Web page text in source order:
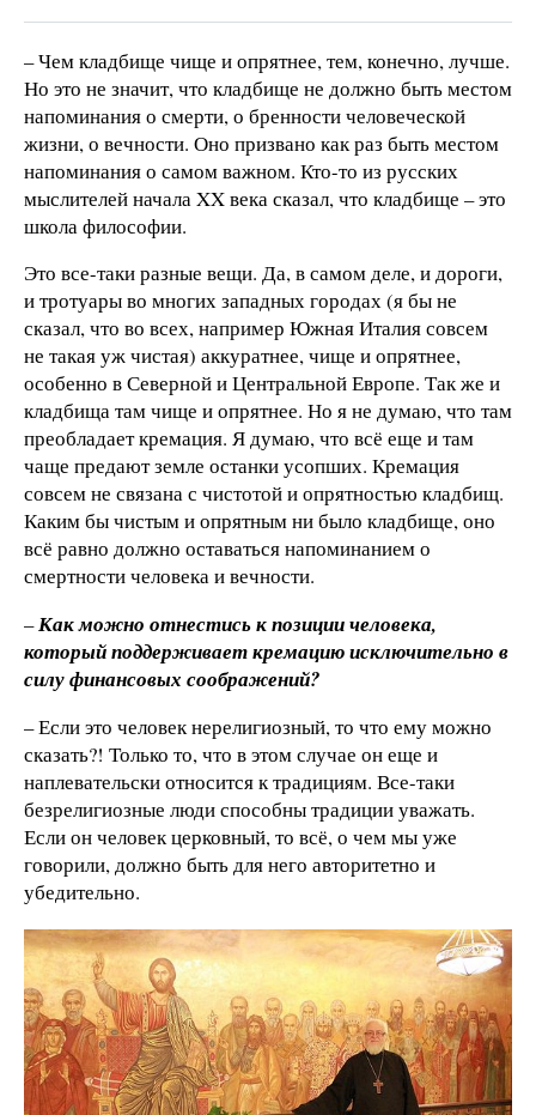
– Чем кладбище чище и опрятнее, тем, конечно, лучше.
Но это не значит, что кладбище не должно быть местом
напоминания о смерти, о бренности человеческой
жизни, о вечности. Оно призвано как раз быть местом
напоминания о самом важном. Кто-то из русских
мыслителей начала XX века сказал, что кладбище – это
школа философии.
Это все-таки разные вещи. Да, в самом деле, и дороги,
и тротуары во многих западных городах (я бы не
сказал, что во всех, например Южная Италия совсем
не такая уж чистая) аккуратнее, чище и опрятнее,
особенно в Северной и Центральной Европе. Так же и
кладбища там чище и опрятнее. Но я не думаю, что там
преобладает кремация. Я думаю, что всё еще и там
чаще предают земле останки усопших. Кремация
совсем не связана с чистотой и опрятностью кладбищ.
Каким бы чистым и опрятным ни было кладбище, оно
всё равно должно оставаться напоминанием о
смертности человека и вечности.
–Как можно отнестись к позиции человека,
который поддерживает кремацию исключительно в
силу финансовых соображений?
– Если это человек нерелигиозный, то что ему можно
сказать?! Только то, что в этом случае он еще и
наплевательски относится к традициям. Все-таки
безрелигиозные люди способны традиции уважать.
Если он человек церковный, то всё, о чем мы уже
говорили, должно быть для него авторитетно и
убедительно.